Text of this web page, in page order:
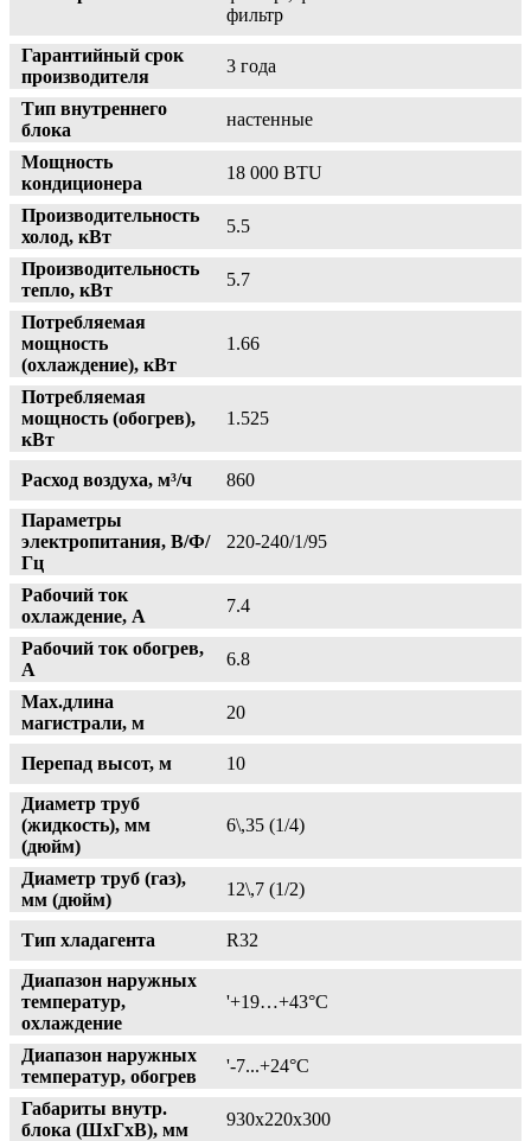
фильтр
Гарантийный срок
производителя
3 года
Тип внутреннего
блока
настенные
Мощность
кондиционера
18 000 BTU
Производительность
холод, кВт
5.5
Производительность
тепло, кВт
5.7
Потребляемая
мощность
(охлаждение), кВт
1.66
Потребляемая
мощность (обогрев),
кВт
1.525
Расход воздуха, м³/ч
860
Параметры
электропитания, В/Ф/
Гц
220-240/1/95
Рабочий ток
охлаждение, А
7.4
Рабочий ток обогрев,
А
6.8
Max.длина
магистрали, м
20
Перепад высот, м
10
Диаметр труб
(жидкость), мм
(дюйм)
6\,35 (1/4)
Диаметр труб (газ),
мм (дюйм)
12\,7 (1/2)
Тип хладагента
R32
Диапазон наружных
температур,
охлаждение
'+19…+43°С
Диапазон наружных
температур, обогрев
'-7...+24°С
Габариты внутр.
блока (ШxГxВ), мм
930x220x300